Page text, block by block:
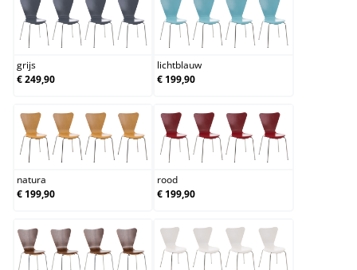
grijs
grijs
€ 249,90
lichtblauw
lichtblauw
€ 199,90
natura
natura
€ 199,90
rood
rood
€ 199,90
walnoot wit